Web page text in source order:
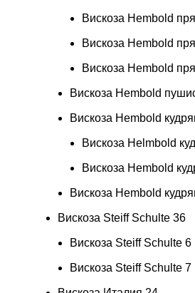
Вискоза Hembold
Вискоза Hembold
Вискоза Hembold
Вискоза Hembold
Вискоза Hembold
Вискоза Helmbold
Вискоза Hembold
Вискоза Hembold
Вискоза Steiff Schulte 36
Вискоза Steiff Schulte
Вискоза Steiff Schulte